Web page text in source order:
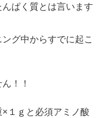
ぱく質とは言います
グ中からすでに起こ
！！
１ｇと必須アミノ酸